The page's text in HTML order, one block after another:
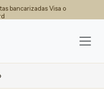
bancarizadas Visa o